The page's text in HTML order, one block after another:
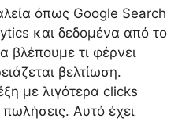
όπως Google Search
και δεδομένα από το
βλέπουμε τι φέρνει
βελτίωση.
με λιγότερα clicks
Αυτό έχει